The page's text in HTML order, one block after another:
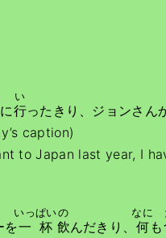
に行
い
ったきり、ジョンさん
caption)
to Japan last year, I
を一杯
いっぱい
飲
の
んだきり、 何
なに
も